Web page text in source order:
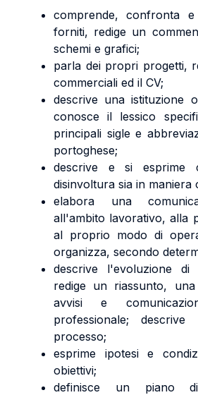
comprende, confronta
forniti, redige un
schemi e grafici;
parla dei propri progetti,
commerciali ed il CV;
descrive una istituzione
conosce il lessico
principali sigle e
portoghese;
descrive e si esprime
disinvoltura sia in maniera
elabora una
all'ambito lavorativo, alla
al proprio modo di
organizza, secondo
descrive l'evoluzione di
redige un riassunto,
avvisi e
professionale;
processo;
esprime ipotesi e
obiettivi;
definisce un piano